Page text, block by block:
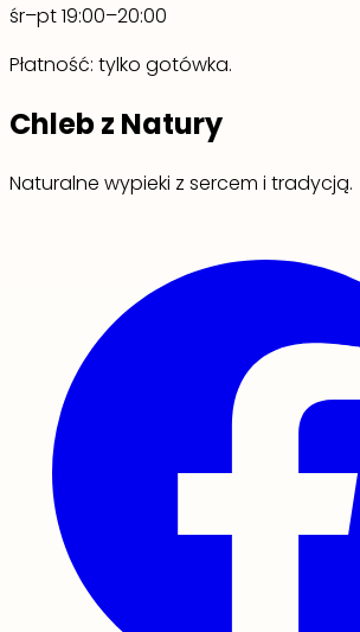
śr–pt 19:00–20:00
Płatność: tylko gotówka.
Chleb z Natury
Naturalne wypieki z sercem i tradycją.